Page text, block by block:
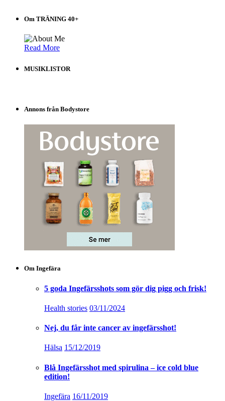
listen!
Om TRÄNING 40+
Read More
MUSIKLISTOR
Annons från Bodystore
Om Ingefära
5 goda Ingefärsshots som gör dig pigg och frisk!
Health stories 03/11/2024
Nej, du får inte cancer av ingefärsshot!
Hälsa 15/12/2019
Blå Ingefärsshot med spirulina – ice cold blue
edition!
Ingefära 16/11/2019